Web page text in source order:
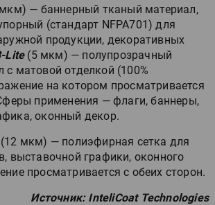
— баннерный тканый материал,
(стандарт NFPA701) для
продукции, декоративных
Lite(5 мкм) — полупрозрачный
с матовой отделкой (100%
на котором просматривается
применения — флаги, баннеры,
оконный декор.
мкм) — полиэфирная сетка для
выставочной графики, оконного
просматривается с обеих сторон.
Источник: InteliCoat Technologies